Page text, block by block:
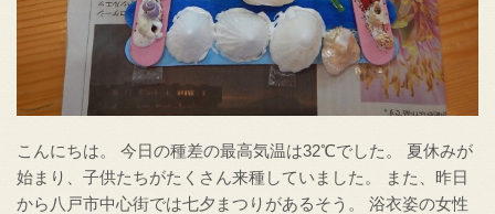
こんにちは。 今日の種差の最高気温は32℃でした。 夏休みが
始まり、子供たちがたくさん来種していました。 また、昨日
から八戸市中心街では七夕まつりがあるそう。 浴衣姿の女性